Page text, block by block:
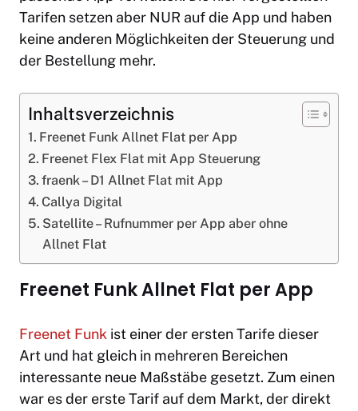
Tarifen setzen aber NUR auf die App und haben
keine anderen Möglichkeiten der Steuerung und
der Bestellung mehr.
Inhaltsverzeichnis
Freenet Funk Allnet Flat per App
Freenet Flex Flat mit App Steuerung
fraenk – D1 Allnet Flat mit App
Callya Digital
Satellite – Rufnummer per App aber ohne
Allnet Flat
Freenet Funk Allnet Flat per App
Freenet Funk ist einer der ersten Tarife dieser
Art und hat gleich in mehreren Bereichen
interessante neue Maßstäbe gesetzt. Zum einen
war es der erste Tarif auf dem Markt, der direkt